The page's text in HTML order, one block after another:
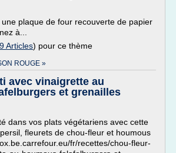
plaque de four recouverte de papier
à...
Articles) pour ce thème
ROUGE »
avec vinaigrette au
et grenailles
dans vos plats végétariens avec cette
fleurets de chou-fleur et houmous
fr/recettes/chou-fleur-